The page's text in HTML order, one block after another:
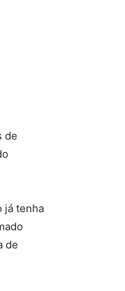
de
já tenha
de